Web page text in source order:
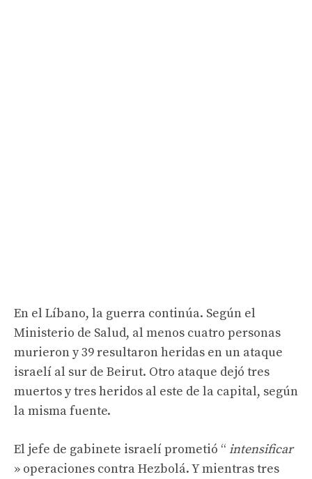
En el Líbano, la guerra continúa. Según el
Ministerio de Salud, al menos cuatro personas
murieron y 39 resultaron heridas en un ataque
israelí al sur de Beirut. Otro ataque dejó tres
muertos y tres heridos al este de la capital, según
la misma fuente.
El jefe de gabinete israelí prometió “ intensificar
» operaciones contra Hezbolá. Y mientras tres